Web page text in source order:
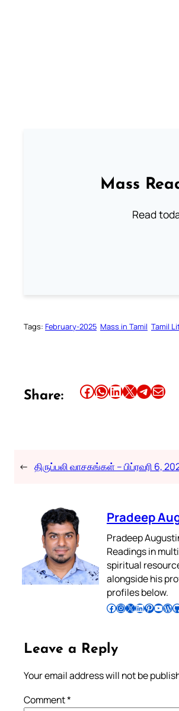
Mass
Read
Tags: February-2025 Mass in Tamil Tamil
Share: Share this article on Facebook Share this article on WhatsApp Share this article on LinkedIn Share this article on X Share this article on TelegramEmail this Article
← திருப்பலி வாசகங்கள் – பிப்ரவரி 6,
Pradeep
Pradeep
Readings in
spiritual
alongside his
profiles below.
Follow Pradeep on Facebook Follow Pradeep on InstagramFollow Pradeep on X Follow Pradeep on LinkedIn Follow Pradeep on Pinterest Subscribe to Pradeep’s Youtube Channel Follow Pradeep on WordPress Follow Pradeep on GitHub
Leave a Reply
Your email address will not be
Comment*